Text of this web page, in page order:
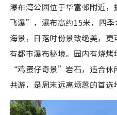
瀑布湾公园位于华富邨附近
飞瀑”，瀑布高约15米，四
海景，日落时份景致绝美，
有都市瀑布秘境。园内有烧
“鸡蛋仔奇景”岩石，适合休
共游，是周末远离烦嚣的首选